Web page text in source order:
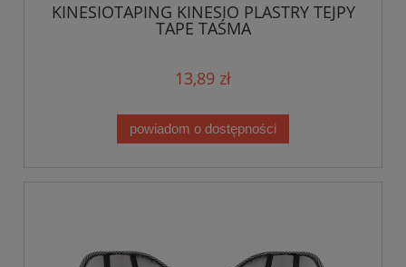
KINESIOTAPING KINESIO PLASTRY TEJPY
TAPE TAŚMA
13,89 zł
powiadom o dostępności